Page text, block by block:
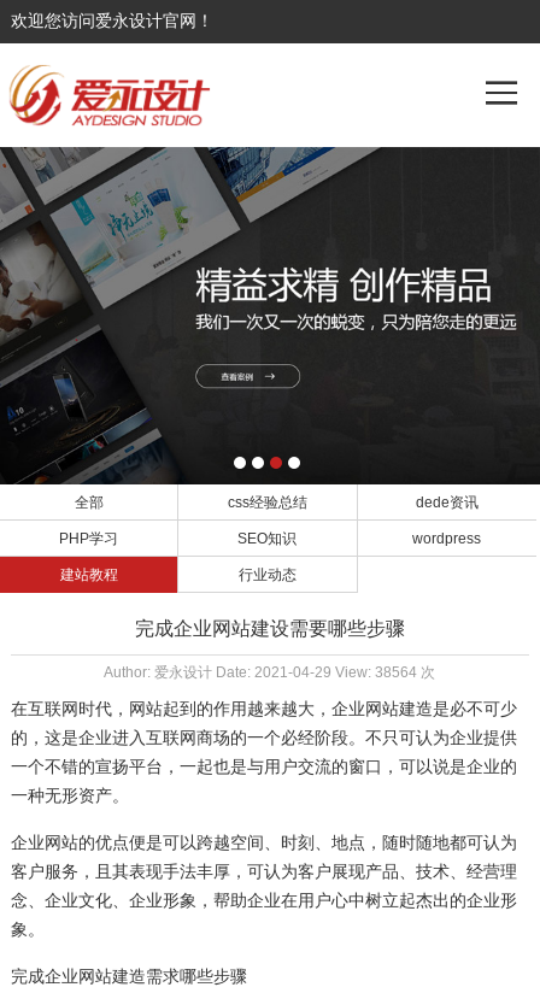
欢迎您访问爱永设计官网！
全部 css经验总结 dede资讯
PHP学习 SEO知识 wordpress
建站教程 行业动态
完成企业网站建设需要哪些步骤
Author: 爱永设计 Date: 2021-04-29 View: 38564 次
在互联网时代，网站起到的作用越来越大，企业网站建造是必不可少
的，这是企业进入互联网商场的一个必经阶段。不只可认为企业提供
一个不错的宣扬平台，一起也是与用户交流的窗口，可以说是企业的
一种无形资产。
企业网站的优点便是可以跨越空间、时刻、地点，随时随地都可认为
客户服务，且其表现手法丰厚，可认为客户展现产品、技术、经营理
念、企业文化、企业形象，帮助企业在用户心中树立起杰出的企业形
象。
完成企业网站建造需求哪些步骤